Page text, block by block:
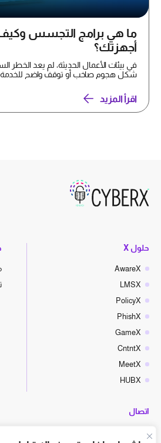
ما هي برامج التجسس
أجهزتك؟
في بيئات الأعمال الحديثة، لم يعد الخطر
شكل هجوم صاخب أو توقف واضح للخدمة.
اقرأ المزيد
حلول X
AwareX
LMSX
PolicyX
PhishX
GameX
CntntX
MeetX
HUBX
اتصال
hello@cyberx.world